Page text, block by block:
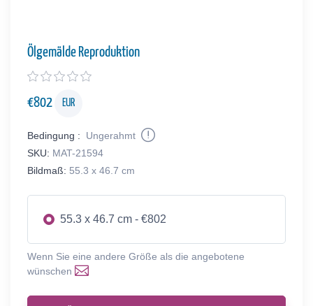
Ölgemälde Reproduktion
€802 EUR
Bedingung :
Ungerahmt
SKU: MAT-21594
Bildmaß: 55.3 x 46.7 cm
55.3 x 46.7 cm - €802
Wenn Sie eine andere Größe als die angebotene
wünschen